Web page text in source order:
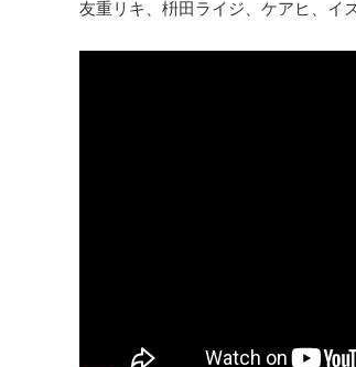
友重リキ、枡田ライジ、ケアヒ、イ